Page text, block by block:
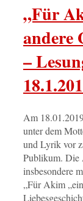
„Für
andere
–
Am
unter dem
und Lyrik vor
Publikum. Die
insbesondere
„Für Akim